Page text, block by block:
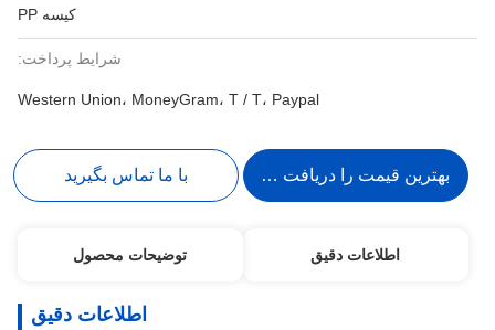
کیسه PP
شرایط پرداخت:
Western Union، MoneyGram، T / T، Paypal
بهترین قیمت را دریافت کنید با ما تماس بگیرید
اطلاعات دقیق توضیحات محصول
اطلاعات دقیق